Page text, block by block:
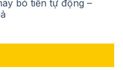
bó tiền tự động –